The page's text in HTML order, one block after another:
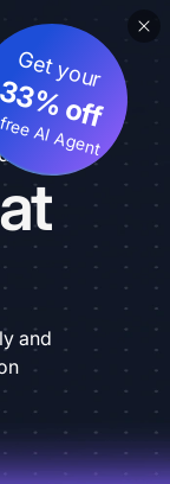
Get your
33% off
AI Agent
and